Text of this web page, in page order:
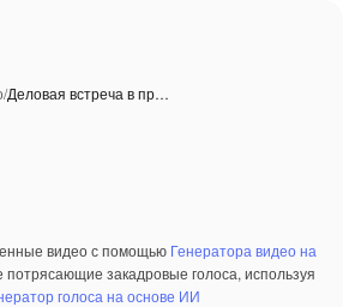
/Деловая встреча в пр…
видео с помощью Генератора видео на
потрясающие закадровые голоса, используя
голоса на основе ИИ